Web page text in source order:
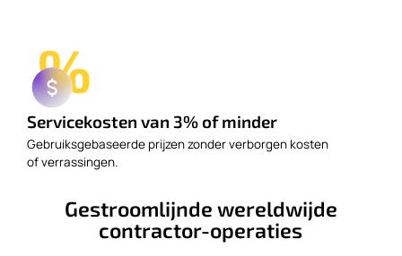
Servicekosten van 3% of minder
Gebruiksgebaseerde prijzen zonder verborgen kosten
of verrassingen.
Gestroomlijnde wereldwijde
contractor-operaties